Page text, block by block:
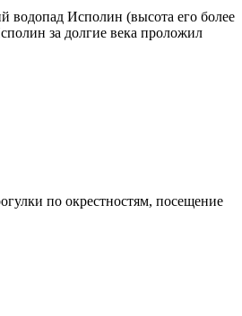
водопад Исполин (высота его более
за долгие века проложил
по окрестностям, посещение